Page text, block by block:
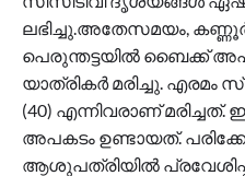
ലഭിച്ചു.അതേസമയം,
പെരുന്തട്ടയിൽ ബൈക്ക്
യാത്രികർ മരിച്ചു. എരമം
(40) എന്നിവരാണ്
അപകടം ഉണ്ടായത്.
ആശുപത്രിയിൽ